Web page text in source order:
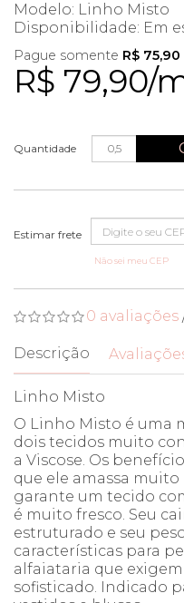
Modelo: Linho Misto
Disponibilidade: Em
R$ 79,90/
Pague somente R$ 75,90
Quantidade
Não sei meu CEP
0 avaliações
Descrição
Linho Misto
O Linho Misto é uma
dois tecidos muito
a Viscose. Os
que ele amassa
garante um tecido
é muito fresco. Seu
estruturado e seu
características para
alfaiataria que
sofisticado. Indicado